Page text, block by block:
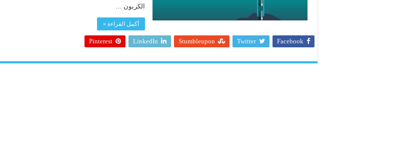
الكربون …
أكمل القراءة »
Facebook
Twitter
Stumbleupon
LinkedIn
Pinterest